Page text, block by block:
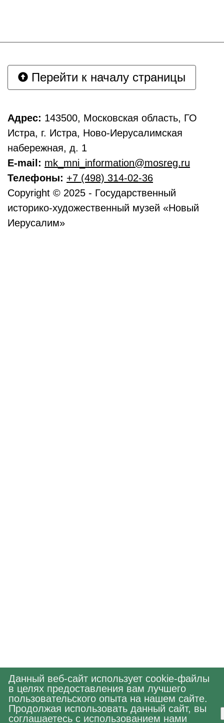
Перейти к началу страницы
Адрес: 143500, Московская область, ГО
Истра, г. Истра, Ново-Иерусалимская
набережная, д. 1
E-mail: mk_mni_information@mosreg.ru
Телефоны: +7 (498) 314-02-36
Copyright © 2025 - Государственный
историко-художественный музей «Новый
Иерусалим»
Данный веб-сайт использует cookie-файлы
в целях предоставления вам лучшего
пользовательского опыта на нашем сайте.
Продолжая использовать данный сайт, вы
соглашаетесь с использованием нами